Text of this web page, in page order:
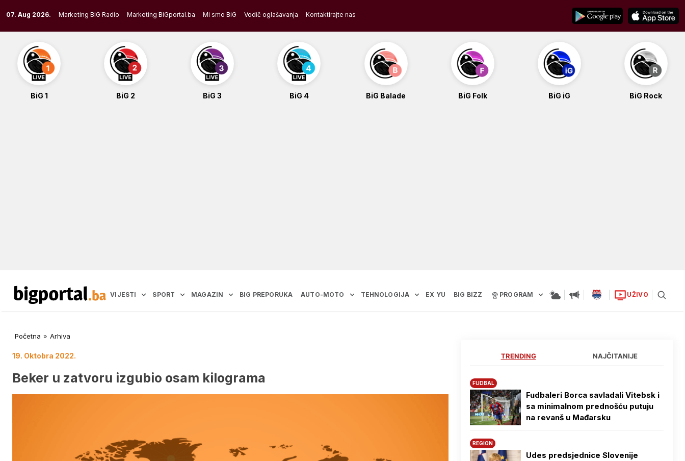
to
content
07. Aug 2026. Marketing BIG Radio Marketing BiGportal.ba Mi smo BiG Vodič oglašavanja Kontaktirajte nas
BiG 1 BiG 2 BiG 3 BiG 4 BiG Balade BiG Folk BiG iG BiG Rock
VIJESTI SPORT MAGAZIN BIG PREPORUKA AUTO-MOTO TEHNOLOGIJA EX YU BIG BIZZ PROGRAM UŽIVO
Početna » Arhiva
19. Oktobra 2022.
Beker u zatvoru izgubio osam kilograma
TRENDING NAJČITANIJE
FUDBAL
Fudbaleri Borca savladali Vitebsk i
sa minimalnom prednošću putuju
na revanš u Mađarsku
REGION
Udes predsjednice Slovenije